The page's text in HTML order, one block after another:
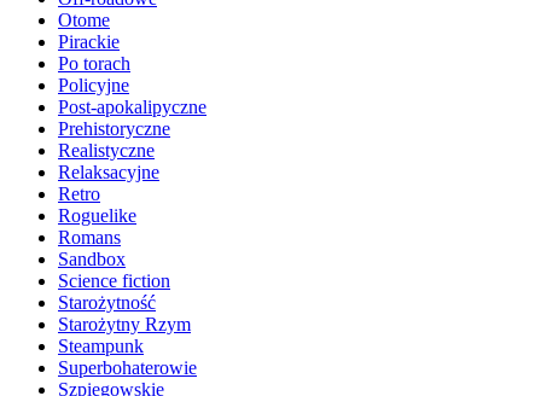
Otome
Pirackie
Po torach
Policyjne
Post-apokalipyczne
Prehistoryczne
Realistyczne
Relaksacyjne
Retro
Roguelike
Romans
Sandbox
Science fiction
Starożytność
Starożytny Rzym
Steampunk
Superbohaterowie
Szpiegowskie